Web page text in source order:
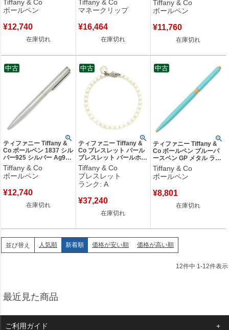
【中古】
Tiffany & Co
ボールペン
¥12,740
在庫切れ
イニシャル入り 【箱】
【中古】
Tiffany & Co
マネークリップ
¥16,464
在庫切れ
ングシルバー 筆記確認済
(他社製レフィル入り)
Tiffany & Co
ボールペン
¥11,760
在庫切れ
ティファニー Tiffany &
Co ボールペン 1837 シル
バー925 シルバー Ag925
SV925 スターリングシル
バー インク切れ 【中
古】
Tiffany & Co
ボールペン
¥12,740
在庫切れ
中古
ティファニー Tiffany &
Co ブレスレット パール
ブレスレット パールホワ
イトXシルバー フレッシ
ュウォーター パール ス
ターリングシルバー 【中
古】中古美品
Tiffany & Co
ブレスレット
ランク: A
¥37,240
在庫切れ
中古
ティファニー Tiffany &
Co ボールペン ブルーパ
ースペン GP メタル ラッ
カー ブルーXゴールド イ
ンク切れ 10494397 【保
存袋】 【中古】
Tiffany & Co
ボールペン
¥8,801
在庫切れ
中古
並び替え 人気順 新着順 価格が安い順 価格が高い順
12件中 1-12件表示
最近見た商品
ご利用ガイド